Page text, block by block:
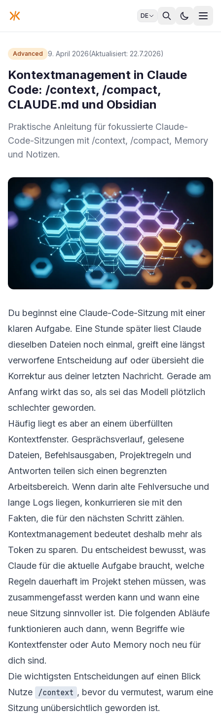
DE
Advanced 9. April 2026(Aktualisiert: 22.7.2026)
Kontextmanagement in Claude
Code: /context, /compact,
CLAUDE.md und Obsidian
Praktische Anleitung für fokussierte Claude-
Code-Sitzungen mit /context, /compact, Memory
und Notizen.
Du beginnst eine Claude-Code-Sitzung mit einer
klaren Aufgabe. Eine Stunde später liest Claude
dieselben Dateien noch einmal, greift eine längst
verworfene Entscheidung auf oder übersieht die
Korrektur aus deiner letzten Nachricht. Gerade am
Anfang wirkt das so, als sei das Modell plötzlich
schlechter geworden.
Häufig liegt es aber an einem überfüllten
Kontextfenster. Gesprächsverlauf, gelesene
Dateien, Befehlsausgaben, Projektregeln und
Antworten teilen sich einen begrenzten
Arbeitsbereich. Wenn darin alte Fehlversuche und
lange Logs liegen, konkurrieren sie mit den
Fakten, die für den nächsten Schritt zählen.
Kontextmanagement bedeutet deshalb mehr als
Token zu sparen. Du entscheidest bewusst, was
Claude für die aktuelle Aufgabe braucht, welche
Regeln dauerhaft im Projekt stehen müssen, was
zusammengefasst werden kann und wann eine
neue Sitzung sinnvoller ist. Die folgenden Abläufe
funktionieren auch dann, wenn Begriffe wie
Kontextfenster oder Auto Memory noch neu für
dich sind.
Die wichtigsten Entscheidungen auf einen Blick
Nutze
/context , bevor du vermutest, warum eine
Sitzung unübersichtlich geworden ist.